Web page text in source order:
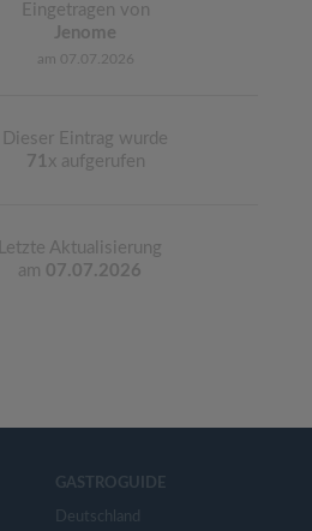
Eingetragen von
Jenome
am 07.07.2026
Dieser Eintrag wurde
71 x aufgerufen
Letzte Aktualisierung
am 07.07.2026
GASTROGUIDE
Deutschland